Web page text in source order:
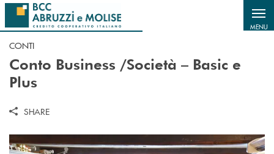
Salta al contenuto principale
MENU
CONTI
Conto Business /Società – Basic e
Plus
SHARE